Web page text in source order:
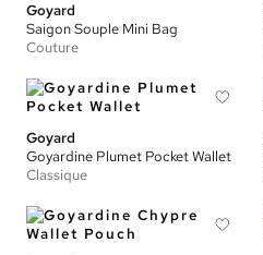
Goyard
Saigon Souple Mini Bag
Couture
Goyard
Goyardine Plumet Pocket Wallet
Classique